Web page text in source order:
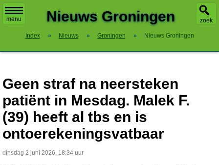
menu zoek
Nieuws Groningen
Index » Nieuws » Groningen » Nieuws Groningen
Geen straf na neersteken
patiënt in Mesdag. Malek F.
(39) heeft al tbs en is
ontoerekeningsvatbaar
dinsdag 2 juni 2026, 18:34 uur